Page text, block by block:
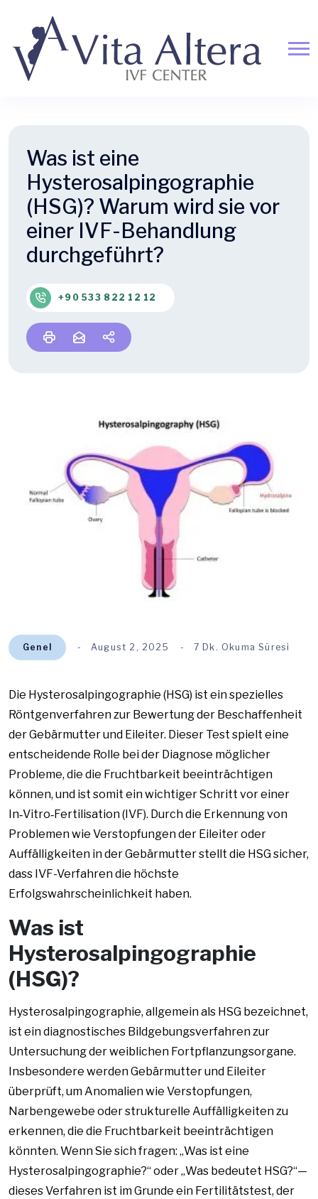
Was ist eine
Hysterosalpingographie
(HSG)? Warum wird sie vor
einer IVF-Behandlung
durchgeführt?
+90 533 822 12 12
Genel August 2, 2025 7 Dk. Okuma Süresi
Die Hysterosalpingographie (HSG) ist ein spezielles
Röntgenverfahren zur Bewertung der Beschaffenheit
der Gebärmutter und Eileiter. Dieser Test spielt eine
entscheidende Rolle bei der Diagnose möglicher
Probleme, die die Fruchtbarkeit beeinträchtigen
können, und ist somit ein wichtiger Schritt vor einer
In‑Vitro‑Fertilisation (IVF). Durch die Erkennung von
Problemen wie Verstopfungen der Eileiter oder
Auffälligkeiten in der Gebärmutter stellt die HSG sicher,
dass IVF-Verfahren die höchste
Erfolgswahrscheinlichkeit haben.
Was ist
Hysterosalpingographie
(HSG)?
Hysterosalpingographie, allgemein als HSG bezeichnet,
ist ein diagnostisches Bildgebungsverfahren zur
Untersuchung der weiblichen Fortpflanzungsorgane.
Insbesondere werden Gebärmutter und Eileiter
überprüft, um Anomalien wie Verstopfungen,
Narbengewebe oder strukturelle Auffälligkeiten zu
erkennen, die die Fruchtbarkeit beeinträchtigen
könnten. Wenn Sie sich fragen: „Was ist eine
Hysterosalpingographie?“ oder „Was bedeutet HSG?“—
dieses Verfahren ist im Grunde ein Fertilitätstest, der